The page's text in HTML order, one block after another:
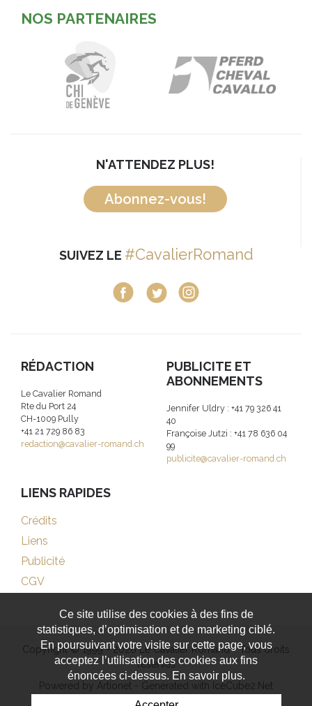
NOS PARTENAIRES
N'ATTENDEZ PLUS!
Abonnez-vous!
SUIVEZ LE #CavalierRomand
RÉDACTION
Le Cavalier Romand
Rte du Port 24
CH-1009 Pully
+41 21 729 86 83
redaction@cavalier-romand.ch
PUBLICITE ET
ABONNEMENTS
Jennifer Uldry : +41 79 326 41
40
Françoise Jutzi : +41 78 636 04
99
publicite@cavalier-romand.ch
LIENS RAPIDES
Crédits
Liens
Publicité
CGV
Copyright © 1999 - 2026 Le Cavalier Romand - Tous droits
réservés
Powered by Artionet - Generated with IceCube2.Net
Ce site utilise des cookies à des fins de
statistiques, d’optimisation et de marketing ciblé.
En poursuivant votre visite sur cette page, vous
acceptez l’utilisation des cookies aux fins
énoncées ci-dessus. En savoir plus.